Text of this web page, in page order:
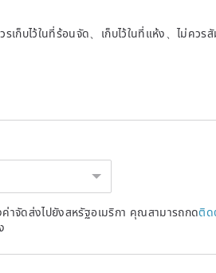
เก็บไว้ในที่ร้อนจัด、เก็บไว้ในที่แห้ง、ไม่คว
ค่าจัดส่งไปยังสหรัฐอเมริกา คุณสามารถกดติด